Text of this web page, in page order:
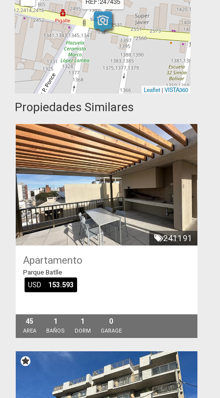
Leaflet | VISTA360
Propiedades Similares
241191
Apartamento
Parque Batlle
USD 153.593
45
AREA
1
BAÑOS
1
DORM
0
GARAGE